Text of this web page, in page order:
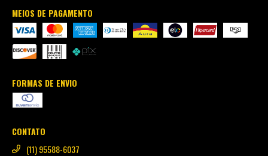
MEIOS DE PAGAMENTO
FORMAS DE ENVIO
CONTATO
(11) 95588-6037